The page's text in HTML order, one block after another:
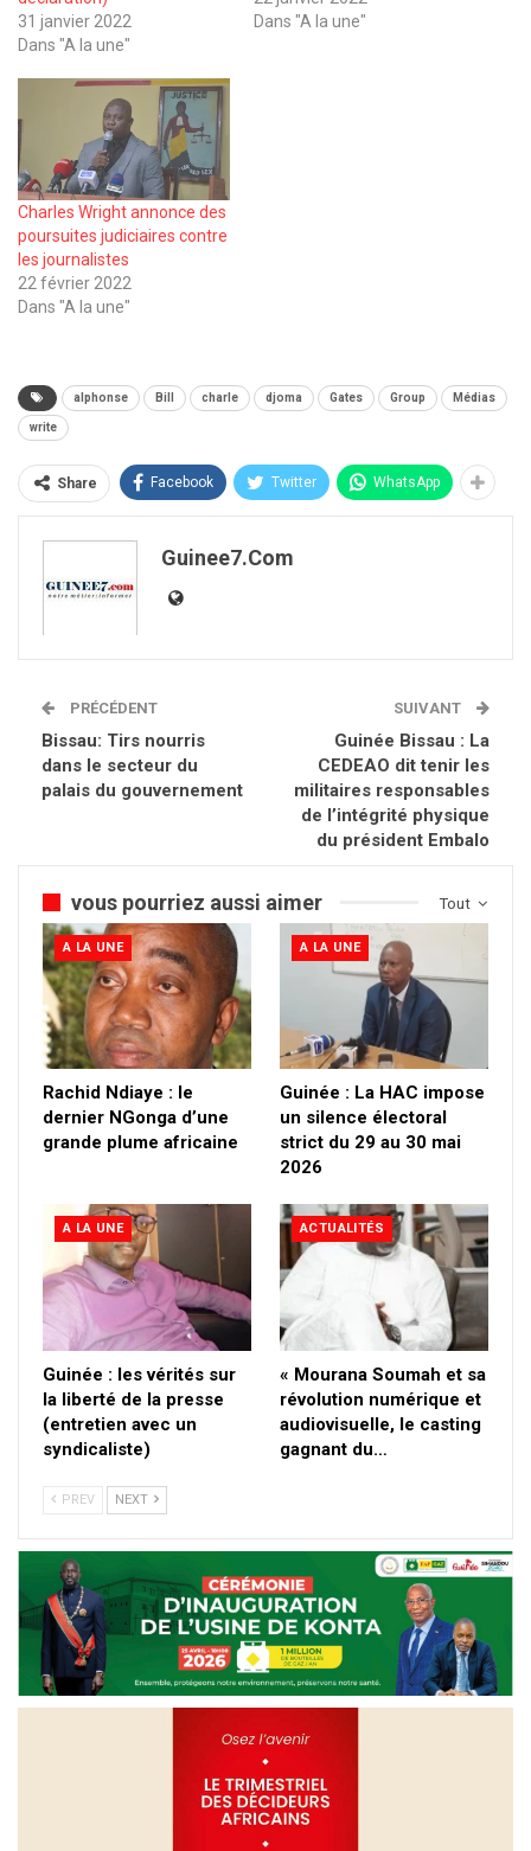
31 janvier 2022
Dans "A la une"
Dans "A la une"
Charles Wright annonce des
poursuites judiciaires contre
les journalistes
22 février 2022
Dans "A la une"
alphonse Bill charle djoma Gates Group Médias
write
Share Facebook Twitter WhatsApp
Guinee7.com
PRÉCÉDENT
Bissau: Tirs nourris
dans le secteur du
palais du gouvernement
SUIVANT
Guinée Bissau : La
CEDEAO dit tenir les
militaires responsables
de l’intégrité physique
du président Embalo
Tout
vous pourriez aussi aimer
A LA UNE
Rachid Ndiaye : le
dernier NGonga d’une
grande plume africaine
A LA UNE
Guinée : La HAC impose
un silence électoral
strict du 29 au 30 mai
2026
A LA UNE
Guinée : les vérités sur
la liberté de la presse
(entretien avec un
syndicaliste)
ACTUALITÉS
« Mourana Soumah et sa
révolution numérique et
audiovisuelle, le casting
gagnant du…
PREV NEXT